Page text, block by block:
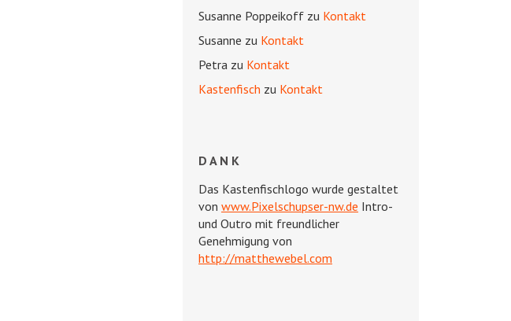
Susanne Poppeikoff zu Kontakt
Susanne zu Kontakt
Petra zu Kontakt
Kastenfisch zu Kontakt
DANK
Das Kastenfischlogo wurde gestaltet
von www.Pixelschupser-nw.de Intro-
und Outro mit freundlicher
Genehmigung von
http://matthewebel.com